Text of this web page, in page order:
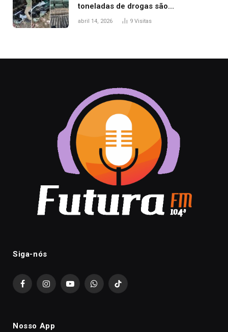
toneladas de drogas são
apreendidas no TO em três meses
abril 14, 2026 9 Visitas
Siga-nós
FacebookInstagramYouTubeWhatsAppTikTok
Nosso App